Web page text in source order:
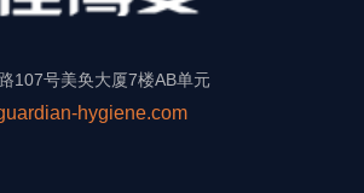
107号美奂大厦7楼AB单元
hygiene.com